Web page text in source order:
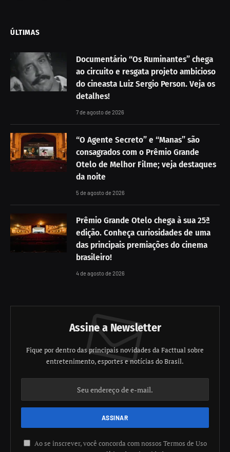
ÚLTIMAS
Documentário “Os Ruminantes” chega
ao circuito e resgata projeto ambicioso
do cineasta Luiz Sergio Person. Veja os
detalhes!
7 de agosto de 2026
“O Agente Secreto” e “Manas” são
consagrados com o Prêmio Grande
Otelo de Melhor Filme; veja destaques
da noite
5 de agosto de 2026
Prêmio Grande Otelo chega à sua 25ª
edição. Conheça curiosidades de uma
das principais premiações do cinema
brasileiro!
4 de agosto de 2026
Assine a Newsletter
Fique por dentro das principais novidades da Facttual sobre
entretenimento, esportes e notícias do Brasil.
Ao se inscrever, você concorda com nossos Termos de Uso